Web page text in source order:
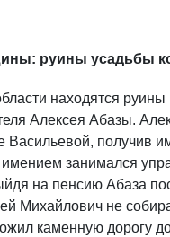
руины усадьбы
находятся руины
Алексея Абазы.
Васильевой, получив
имением занимался
на пенсию Абаза
Михайлович не
каменную дорогу